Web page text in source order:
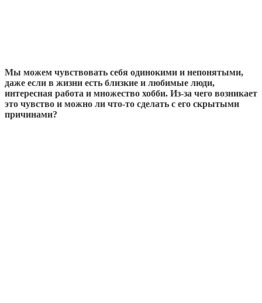
Мы можем чувствовать себя одинокими и непонятыми,
даже если в жизни есть близкие и любимые люди,
интересная работа и множество хобби. Из-за чего возникает
это чувство и можно ли что-то сделать с его скрытыми
причинами?